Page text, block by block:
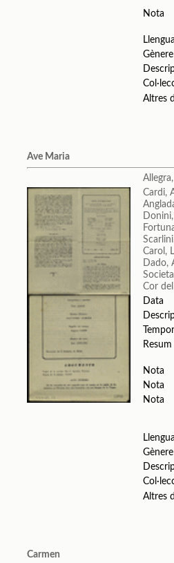
Nota
Gènere
Altres
Ave Maria
Cardi,
Carol,
Dado,
Cor
Data
Resum
Nota
Nota
Nota
Gènere
Altres
Carmen